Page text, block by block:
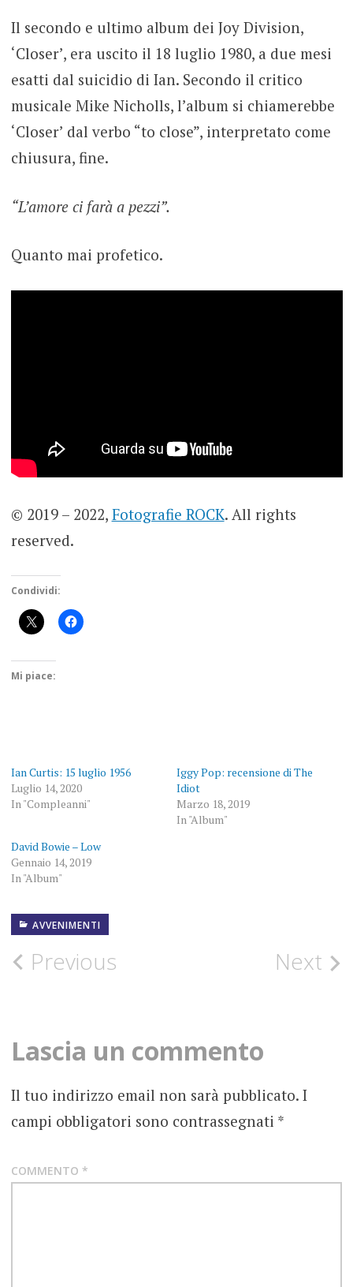
Il secondo e ultimo album dei Joy Division,
‘Closer’, era uscito il 18 luglio 1980, a due mesi
esatti dal suicidio di Ian. Secondo il critico
musicale Mike Nicholls, l’album si chiamerebbe
‘Closer’ dal verbo “to close”, interpretato come
chiusura, fine.
“L’amore ci farà a pezzi”.
Quanto mai profetico.
© 2019 – 2022, Fotografie ROCK. All rights
reserved.
Condividi:
Mi piace:
Ian Curtis: 15 luglio 1956
Luglio 14, 2020
In "Compleanni"
Iggy Pop: recensione di The
Idiot
Marzo 18, 2019
In "Album"
David Bowie – Low
Gennaio 14, 2019
In "Album"
AVVENIMENTI
1980
IAN
CURTIS
MAGGIO
NEW
ORDER
Post
Previous Next
Lascia un commento
Il tuo indirizzo email non sarà pubblicato. I
campi obbligatori sono contrassegnati *
COMMENTO *